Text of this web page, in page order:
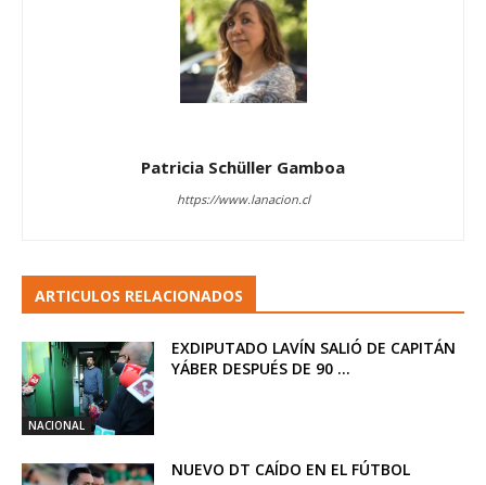
Patricia Schüller Gamboa
https://www.lanacion.cl
ARTICULOS RELACIONADOS
NACIONAL
EXDIPUTADO LAVÍN SALIÓ DE CAPITÁN
YÁBER DESPUÉS DE 90 ...
NUEVO DT CAÍDO EN EL FÚTBOL